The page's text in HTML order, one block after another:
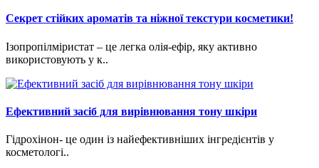
Cекрет стійких ароматів та ніжної текстури косметики!
Ізопропілміристат – це легка олія-ефір, яку активно
використовують у к..
Ефективний засіб для вирівнювання тону шкіри
Гідрохінон- це один із найефективніших інгредієнтів у
косметологі..